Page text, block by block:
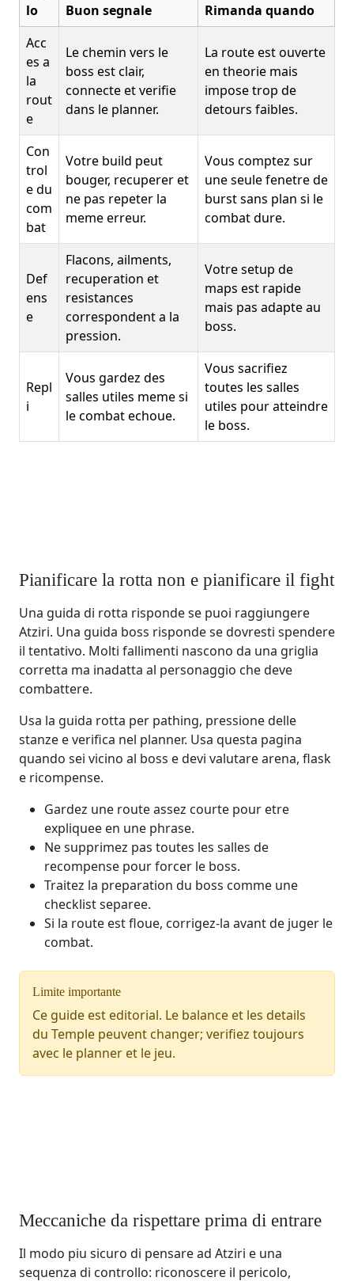
lo
Buon segnale
Rimanda quando
Acc
es a
la
rout
e
Le chemin vers le
boss est clair,
connecte et verifie
dans le planner.
La route est ouverte
en theorie mais
impose trop de
detours faibles.
Con
trol
e du
com
bat
Votre build peut
bouger, recuperer et
ne pas repeter la
meme erreur.
Vous comptez sur
une seule fenetre de
burst sans plan si le
combat dure.
Def
ens
e
Flacons, ailments,
recuperation et
resistances
correspondent a la
pression.
Votre setup de
maps est rapide
mais pas adapte au
boss.
Repl
i
Vous gardez des
salles utiles meme si
le combat echoue.
Vous sacrifiez
toutes les salles
utiles pour atteindre
le boss.
Pianificare la rotta non e pianificare il fight
Una guida di rotta risponde se puoi raggiungere
Atziri. Una guida boss risponde se dovresti spendere
il tentativo. Molti fallimenti nascono da una griglia
corretta ma inadatta al personaggio che deve
combattere.
Usa la guida rotta per pathing, pressione delle
stanze e verifica nel planner. Usa questa pagina
quando sei vicino al boss e devi valutare arena, flask
e ricompense.
Gardez une route assez courte pour etre
expliquee en une phrase.
Ne supprimez pas toutes les salles de
recompense pour forcer le boss.
Traitez la preparation du boss comme une
checklist separee.
Si la route est floue, corrigez-la avant de juger le
combat.
Limite importante
Ce guide est editorial. Le balance et les details
du Temple peuvent changer; verifiez toujours
avec le planner et le jeu.
Meccaniche da rispettare prima di entrare
Il modo piu sicuro di pensare ad Atziri e una
sequenza di controllo: riconoscere il pericolo,